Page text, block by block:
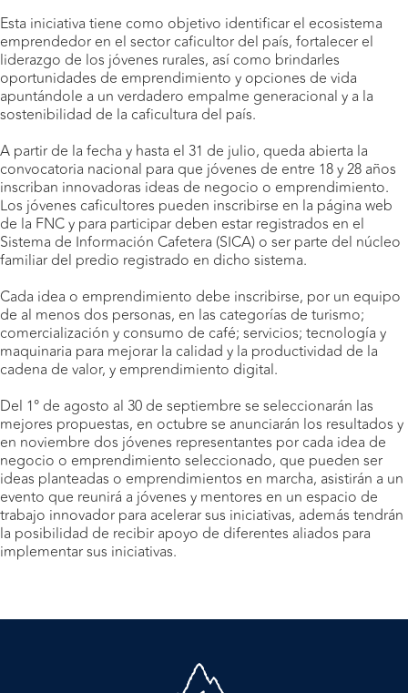
Esta iniciativa tiene como objetivo identificar el ecosistema
emprendedor en el sector caficultor del país, fortalecer el
liderazgo de los jóvenes rurales, así como brindarles
oportunidades de emprendimiento y opciones de vida
apuntándole a un verdadero empalme generacional y a la
sostenibilidad de la caficultura del país.
A partir de la fecha y hasta el 31 de julio, queda abierta la
convocatoria nacional para que jóvenes de entre 18 y 28 años
inscriban innovadoras ideas de negocio o emprendimiento.
Los jóvenes caficultores pueden inscribirse en la página web
de la FNC y para participar deben estar registrados en el
Sistema de Información Cafetera (SICA) o ser parte del núcleo
familiar del predio registrado en dicho sistema.
Cada idea o emprendimiento debe inscribirse, por un equipo
de al menos dos personas, en las categorías de turismo;
comercialización y consumo de café; servicios; tecnología y
maquinaria para mejorar la calidad y la productividad de la
cadena de valor, y emprendimiento digital.
Del 1° de agosto al 30 de septiembre se seleccionarán las
mejores propuestas, en octubre se anunciarán los resultados y
en noviembre dos jóvenes representantes por cada idea de
negocio o emprendimiento seleccionado, que pueden ser
ideas planteadas o emprendimientos en marcha, asistirán a un
evento que reunirá a jóvenes y mentores en un espacio de
trabajo innovador para acelerar sus iniciativas, además tendrán
la posibilidad de recibir apoyo de diferentes aliados para
implementar sus iniciativas.